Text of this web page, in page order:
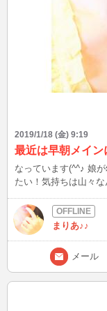
2019/1/18 (金) 9:19
最近は早朝メイ
なっています(^^♪ 娘
たい！気持ちは山々
ぜひ絡んでください
うに(*^▽^*)まりあ♪♪
メール